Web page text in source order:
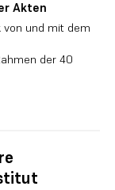
Akten
und mit dem
der 40